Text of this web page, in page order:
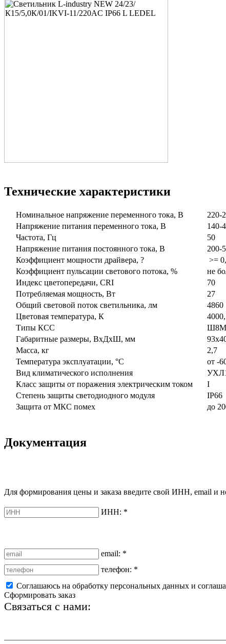
Технические характеристики
Номинальное напряжение переменного тока, В
220-
Напряжение питания переменного тока, В
140-
Частота, Гц
50
Напряжение питания постоянного тока, В
200-
Коэффициент мощности драйвера, ?
>=
Коэффициент пульсации светового потока, %
не
Индекс цветопередачи, CRI
70
Потребляемая мощность, Вт
27
Общий световой поток светильника, лм
4860
Цветовая температура, К
4000,
Типы КСС
Ш8М
Габаритные размеры, ВxДxШ, мм
Масса, кг
2,7
Температура эксплуатации, °С
от -
Вид климатического исполнения
Класс защиты от поражения электрическим током
I
Степень защиты светодиодного модуля
IP66
Защита от МКС помех
до
Документация
Для формирования цены и заказа введите свой ИНН, email и
ИНН: *
email: *
телефон: *
Соглашаюсь на обработку персональных данных и
Сформировать заказ
Связаться с нами: